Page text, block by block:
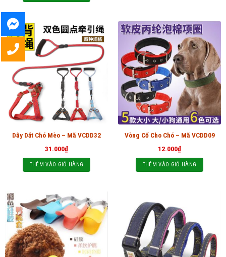
Dây Dắt Chó Mèo – Mã VCDD32
31.000₫
THÊM VÀO GIỎ HÀNG
Vòng Cổ Cho Chó – Mã VCDD09
12.000₫
THÊM VÀO GIỎ HÀNG